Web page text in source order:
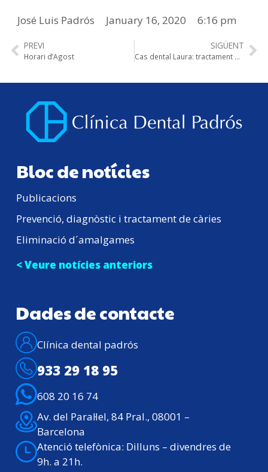
José Luis Padrós January 16, 2020 6:16 pm
PREVI
Horari d’Agost
SIGÜENT
Cas dental Laura: tractament d’estètica dental
Bloc de notícies
Publicacions
Prevenció, diagnòstic i tractament de càries
Eliminació d´amalgames
< Veure notícies anteriors
Dades de contacte
Clínica dental padrós
933 29 18 95
608 20 16 74
Av. del Paral·lel, 84 Pral., 08001 –
Barcelona
Atenció telefònica: Dilluns – divendres de
9h. a 21h.